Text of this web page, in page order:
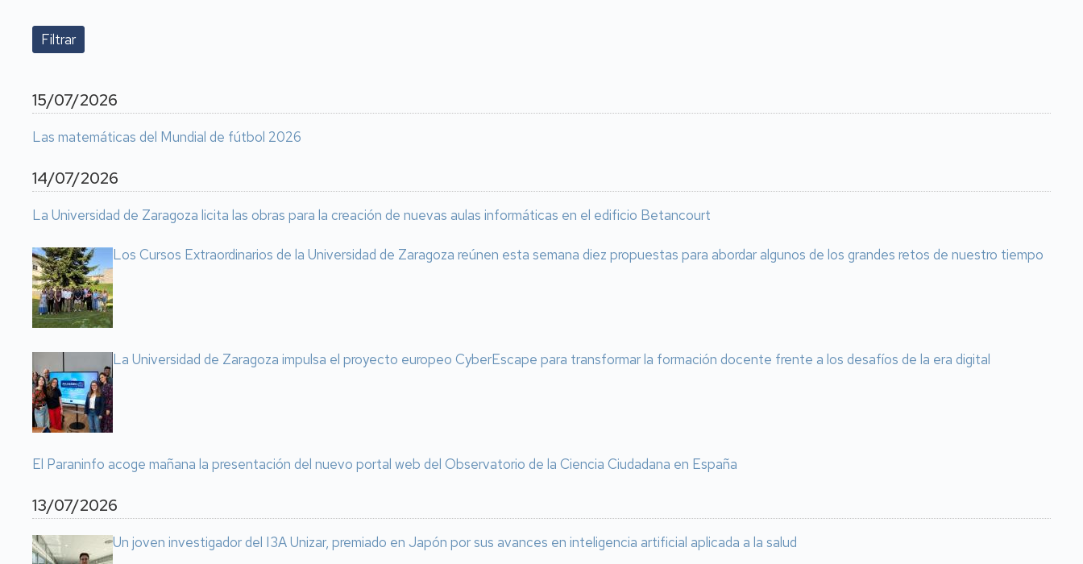
15/07/2026
Las matemáticas del Mundial de fútbol 2026
14/07/2026
La Universidad de Zaragoza licita las obras para la creación de nuevas aulas informáticas en el edificio Betancourt
Los Cursos Extraordinarios de la Universidad de Zaragoza reúnen esta semana diez propuestas para abordar algunos de los grandes retos de nuestro tiempo
La Universidad de Zaragoza impulsa el proyecto europeo CyberEscape para transformar la formación docente frente a los desafíos de la era digital
El Paraninfo acoge mañana la presentación del nuevo portal web del Observatorio de la Ciencia Ciudadana en España
13/07/2026
Un joven investigador del I3A Unizar, premiado en Japón por sus avances en inteligencia artificial aplicada a la salud